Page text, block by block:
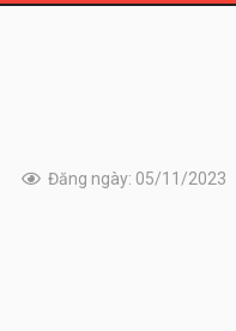
Đăng ngày: 05/11/2023